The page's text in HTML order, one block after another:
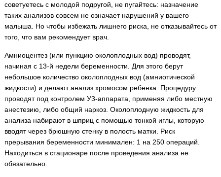
советуетесь с молодой подругой, не пугайтесь: назначение
таких анализов совсем не означает нарушений у вашего
малыша. Но чтобы избежать лишнего риска, не отказывайтесь от
того, что вам рекомендует врач.
Амниоцентез (или пункцию околоплодных вод) проводят,
начиная с 13-й недели беременности. Для этого берут
небольшое количество околоплодных вод (амниотической
жидкости) и делают анализ хромосом ребенка. Процедуру
проводят под контролем У3-аппарата, применяя либо местную
анестезию, либо общий наркоз. Околоплодную жидкость для
анализа набирают в шприц с помощью тонкой иглы, которую
вводят через брюшную стенку в полость матки. Риск
прерывания беременности минимален: 1 на 250 операций.
Находиться в стационаре после проведения анализа не
обязательно.